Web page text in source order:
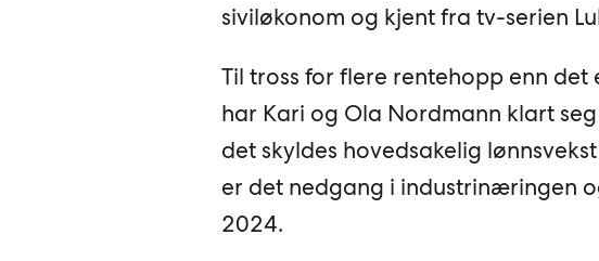
siviløkonom og kjent fra tv-serien
Til tross for flere rentehopp enn
har Kari og Ola Nordmann klart
det skyldes hovedsakelig
er det nedgang i industrinæringen
2024.